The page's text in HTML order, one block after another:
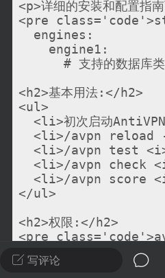
在这里畅所欲言，提出你对
、管理方式等方面 的任何想
11 5.9k
潮涌核心
永久赞助者
24 23:37
电脑端 整合包分享
主页反馈贴
反馈你遇到的问题 以及 你期
不方便可尝试通过邮箱与作
写评论
<p>详细的安装和配置
<pre
  engines:
    engine1:
# 支持的数据
<h2>基本用法:</h2>
<ul>
<li>初次启动AntiVPN
<li>/avpn reload -
<li>/avpn test
<li>/avpn check
<li>/avpn score
</ul>
<h2>权限:</h2>
<pre
avpn.bypass - 具有此